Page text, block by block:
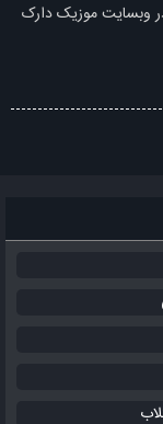
وبسایت موزیک دارک